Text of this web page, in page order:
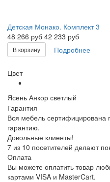
Детская Монако. Комплект 3
48 266 руб 42 233 руб
В корзину Подробнее
Цвет
Ясень Анкор светлый
Гарантия
Вся мебель сертифицирована
гарантию.
Довольные клиенты!
7 из 10 посетителей делают
Оплата
Вы можете оплатить товар
картами VISA и MasterCart.